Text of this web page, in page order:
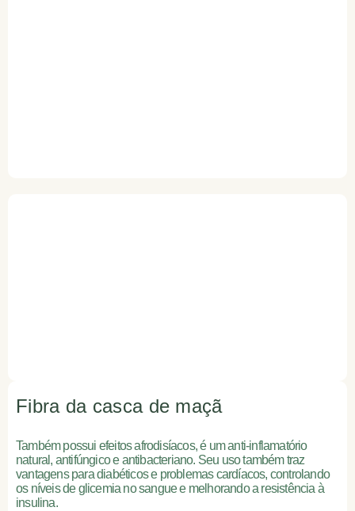
Fibra da casca de maçã
Também possui efeitos afrodisíacos, é um anti-inflamatório
natural, antifúngico e antibacteriano. Seu uso também traz
vantagens para diabéticos e problemas cardíacos, controlando
os níveis de glicemia no sangue e melhorando a resistência à
insulina.